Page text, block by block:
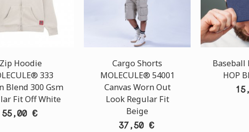
Zip Hoodie
333
Blend 300 Gsm
Fit Off White
55,00 €
Cargo Shorts
MOLECULE® 54001
Canvas Worn Out
Look Regular Fit
Beige
37,50 €
Baseball
HOP